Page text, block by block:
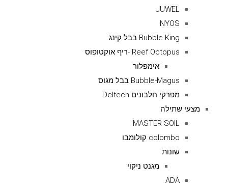
JUWEL
NYOS
Bubble King בבל קינג
Reef Octopus -ריף אוקטופוס
אימפלור
Bubble-Magus בבל מגוס
מפרקי חלבונים Deltech
מצעי שתילה
MASTER SOIL
colombo קולומבו
שונות
מגנט ניקוי
ADA